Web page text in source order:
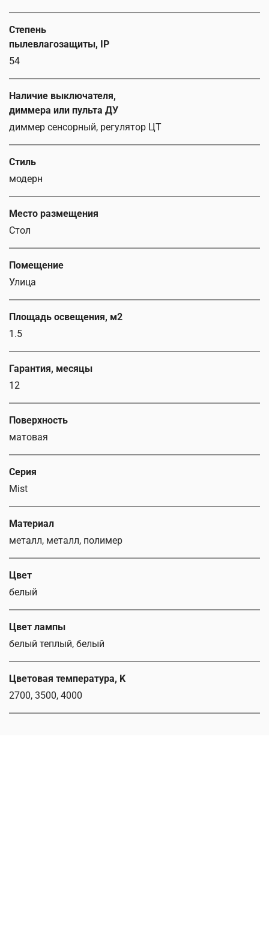
Степень
пылевлагозащиты, IP
54
Наличие выключателя,
диммера или пульта ДУ
диммер сенсорный, регулятор ЦТ
Стиль
модерн
Место размещения
Стол
Помещение
Улица
Площадь освещения, м2
1.5
Гарантия, месяцы
12
Поверхность
матовая
Серия
Mist
Материал
металл, металл, полимер
Цвет
белый
Цвет лампы
белый теплый, белый
Цветовая температура, K
2700, 3500, 4000